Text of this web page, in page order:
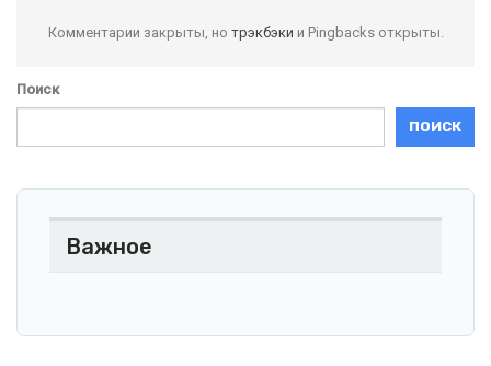
Комментарии закрыты, но трэкбэки и Pingbacks открыты.
Поиск
ПОИСК
Важное